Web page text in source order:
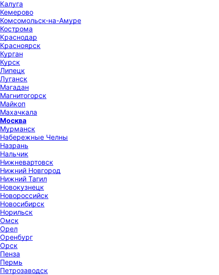
Калуга
Кемерово
Комсомольск-на-Амуре
Кострома
Краснодар
Красноярск
Курган
Курск
Липецк
Луганск
Магадан
Магнитогорск
Майкоп
Махачкала
Москва
Мурманск
Набережные Челны
Назрань
Нальчик
Нижневартовск
Нижний Новгород
Нижний Тагил
Новокузнецк
Новороссийск
Новосибирск
Норильск
Омск
Орел
Оренбург
Орск
Пенза
Пермь
Петрозаводск